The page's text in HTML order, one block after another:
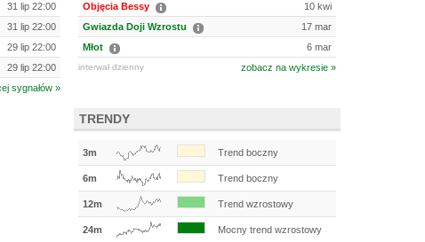
31 lip 22:00
31 lip 22:00
29 lip 22:00
29 lip 22:00
sygnałów »
Objęcia Bessy
10 kwi
Gwiazda Doji Wzrostu
17 mar
Młot
6 mar
interwał dzienny zobacz na wykresie »
TRENDY
3m Trend boczny
6m Trend boczny
12m Trend wzrostowy
24m Mocny trend wzrostowy